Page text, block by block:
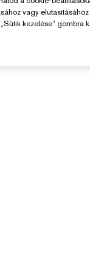
vagy
kezelése” gombra